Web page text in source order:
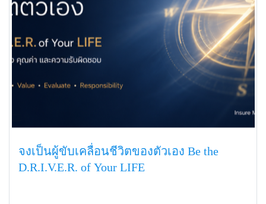
จงเป็นผู้ขับเคลื่อนชีวิตของตัวเอง Be the
D.R.I.V.E.R. of Your LIFE